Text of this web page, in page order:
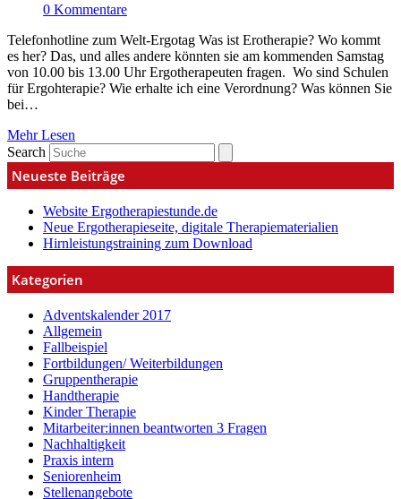
0 Kommentare
Telefonhotline zum Welt-Ergotag Was ist Erotherapie? Wo kommt
es her? Das, und alles andere könnten sie am kommenden Samstag
von 10.00 bis 13.00 Uhr Ergotherapeuten fragen. Wo sind Schulen
für Ergohterapie? Wie erhalte ich eine Verordnung? Was können Sie
bei…
Mehr Lesen
Search
Neueste Beiträge
Website Ergotherapiestunde.de
Neue Ergotherapieseite, digitale Therapiematerialien
Hirnleistungstraining zum Download
Kategorien
Adventskalender 2017
Allgemein
Fallbeispiel
Fortbildungen/ Weiterbildungen
Gruppentherapie
Handtherapie
Kinder Therapie
Mitarbeiter:innen beantworten 3 Fragen
Nachhaltigkeit
Praxis intern
Seniorenheim
Stellenangebote